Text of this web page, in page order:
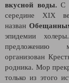
вкусной воды. С
середине XIX
назван
эпидемии
предложению
организован
родника. Мор
только из этого